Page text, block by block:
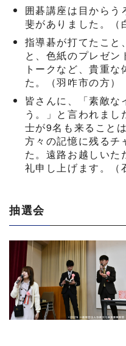
囲碁講座は目からう
斐がありました。（
指導碁が打てたこと
と、色紙のプレゼ
トークなど、貴重
た。（羽咋市の方）
皆さんに、「素敵な
う。」と言われま
士が9名も来ること
方々の記憶に残るチ
た。遠路お越しいた
礼申し上げます。（
抽選会